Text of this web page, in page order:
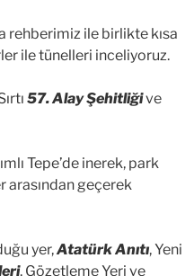
rehberimiz ile birlikte kısa
ile tünelleri inceliyoruz.
57. Alay Şehitliğive
Tepe’de inerek, park
arasından geçerek
yer,Atatürk Anıtı, Yeni
, Gözetleme Yeri ve